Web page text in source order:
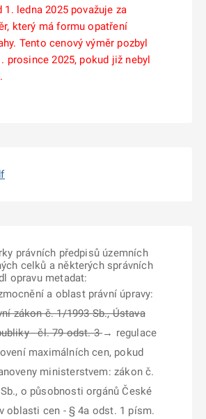
ledna 2025 považuje za
který má formu opatření
Tento cenový výměr pozbyl
prosince 2025, pokud již nebyl
právních předpisů územních
celků a některých správních
opravu metadat:
a oblast právní úpravy:
zákon č. 1/1993 Sb., Ústava
- čl. 79 odst. 3→ regulace
maximálních cen, pokud
ministerstvem: zákon č.
o působnosti orgánů České
oblasti cen - § 4a odst. 1 písm.